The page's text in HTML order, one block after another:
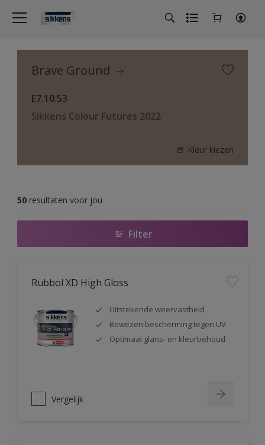
Brave Ground
E7.10.53
Sikkens Colour Futures 2022
Kleur kiezen
50 resultaten voor jou
Filter
Rubbol XD High Gloss
Uitstekende weervastheid
Bewezen bescherming tegen UV
Optimaal glans- en kleurbehoud
Vergelijk